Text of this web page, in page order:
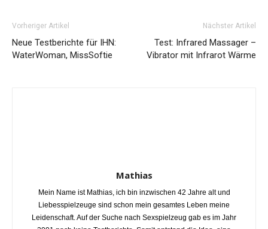
Vorheriger Artikel
Neue Testberichte für IHN:
WaterWoman, MissSoftie
Nächster Artikel
Test: Infrared Massager –
Vibrator mit Infrarot Wärme
Mathias
Mein Name ist Mathias, ich bin inzwischen 42 Jahre alt und
Liebesspielzeuge sind schon mein gesamtes Leben meine
Leidenschaft. Auf der Suche nach Sexspielzeug gab es im Jahr